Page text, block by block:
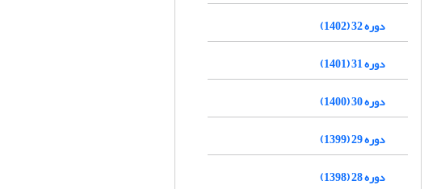
دوره 32 (1402)
دوره 31 (1401)
دوره 30 (1400)
دوره 29 (1399)
دوره 28 (1398)